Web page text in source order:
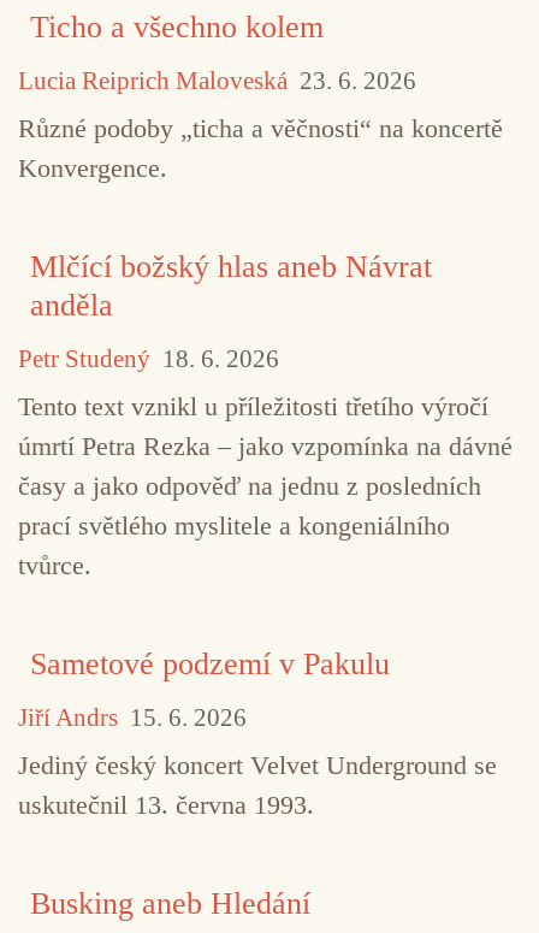
Ticho a všechno kolem
Lucia Reiprich Maloveská 23. 6. 2026
Různé podoby „ticha a věčnosti“ na koncertě
Konvergence.
Mlčící božský hlas aneb Návrat
anděla
Petr Studený 18. 6. 2026
Tento text vznikl u příležitosti třetího výročí
úmrtí Petra Rezka – jako vzpomínka na dávné
časy a jako odpověď na jednu z posledních
prací světlého myslitele a kongeniálního
tvůrce.
Sametové podzemí v Pakulu
Jiří Andrs 15. 6. 2026
Jediný český koncert Velvet Underground se
uskutečnil 13. června 1993.
Busking aneb Hledání